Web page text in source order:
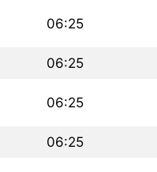
06:25
06:25
06:25
06:25